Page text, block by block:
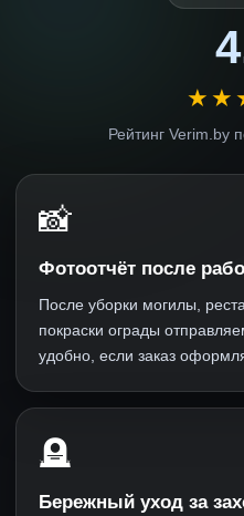
Рейтинг Verim.by
📸
Фотоотчёт после
После уборки могилы,
покраски ограды
удобно, если заказ
🪦
Бережный уход за